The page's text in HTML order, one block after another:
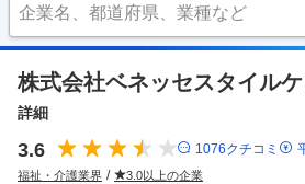
株式会社ベネッセスタイル
詳細
3.6 1076クチコミ
福祉・介護業界 3.0以上の企業